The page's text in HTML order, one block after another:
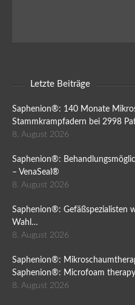
Letzte Beiträge
Saphenion®: 140 Monate
Stammkrampfadern bei 2998
8. August 2026
Saphenion®:
– VenaSeal®
8. August 2026
Saphenion®: Gefäßspezialisten
Wahl…
8. August 2026
Saphenion®:
Saphenion®: Microfoam
8. August 2026